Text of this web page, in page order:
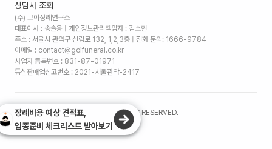
상담사 조회
(주) 고이장례연구소
대표이사 : 송슬옹 | 개인정보관리책임자 : 김소현
주소 : 서울시 관악구 신림로 132, 1,2,3층 | 전화 문의: 1666-9784
이메일 : contact@goifuneral.co.kr
사업자 등록번호 : 831-87-01971
통신판매업신고번호 : 2021-서울관악-2417
©2026. (주)고이장례연구소 ALL RIGHTS RESERVED.
장례비용 예상 견적표,
임종준비 체크리스트 받아보기